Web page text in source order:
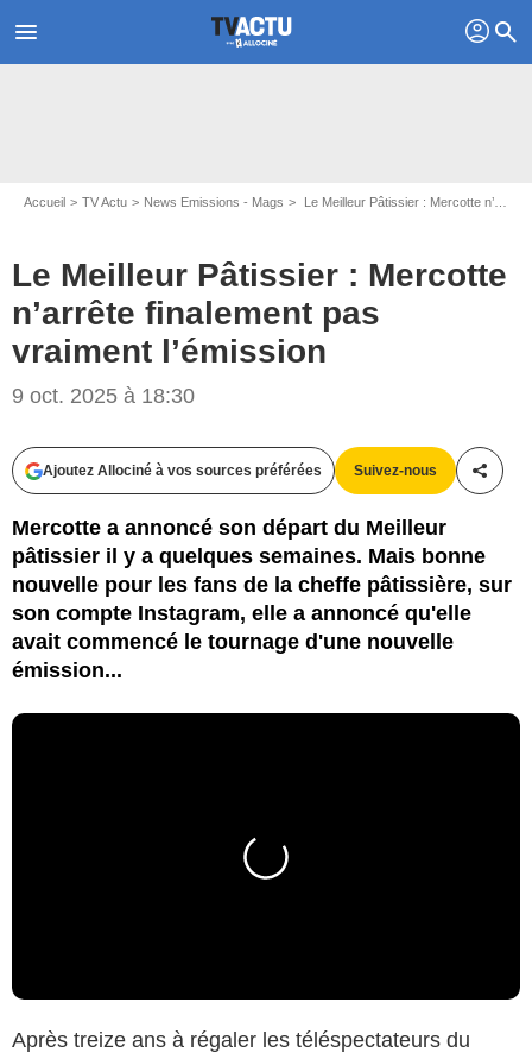
menu profil search
Accueil TV Actu News Emissions - Mags Le Meilleur Pâtissier : Mercotte n’arrête finalement pas vraiment l’émission
Le Meilleur Pâtissier : Mercotte
n’arrête finalement pas
vraiment l’émission
9 oct. 2025 à 18:30
Ajoutez Allociné à vos sources préférées Suivez-nous
Mercotte a annoncé son départ du Meilleur
pâtissier il y a quelques semaines. Mais bonne
nouvelle pour les fans de la cheffe pâtissière, sur
son compte Instagram, elle a annoncé qu'elle
avait commencé le tournage d'une nouvelle
émission...
Après treize ans à régaler les téléspectateurs du